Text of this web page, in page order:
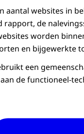
aantal websites in
rapport, de
worden
en bijgewerkte
een
de functioneel-